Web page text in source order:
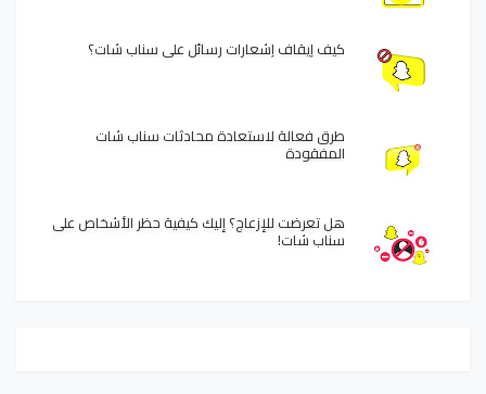
كيف إيقاف إشعارات رسائل على سناب شات؟
طرق فعالة لاستعادة محادثات سناب شات
المفقودة
هل تعرضت للإزعاج؟ إليك كيفية حظر الأشخاص على
سناب شات!